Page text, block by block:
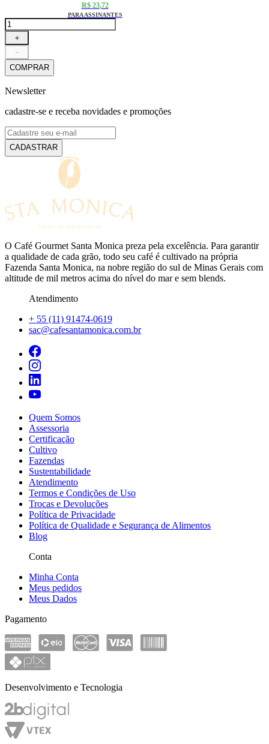
R$ 23,72
PARA ASSINANTES
＋
－
COMPRAR
Newsletter
cadastre-se e receba novidades e promoções
CADASTRAR
O Café Gourmet Santa Monica preza pela excelência. Para garantir
a qualidade de cada grão, todo seu café é cultivado na própria
Fazenda Santa Monica, na nobre região do sul de Minas Gerais com
altitude de mil metros acima do nível do mar e sem blends.
Atendimento
+ 55 (11) 91474-0619
sac@cafesantamonica.com.br
Quem Somos
Assessoria
Certificação
Cultivo
Fazendas
Sustentabilidade
Atendimento
Termos e Condições de Uso
Trocas e Devoluções
Política de Privacidade
Política de Qualidade e Segurança de Alimentos
Blog
Conta
Minha Conta
Meus pedidos
Meus Dados
Pagamento
Desenvolvimento e Tecnologia